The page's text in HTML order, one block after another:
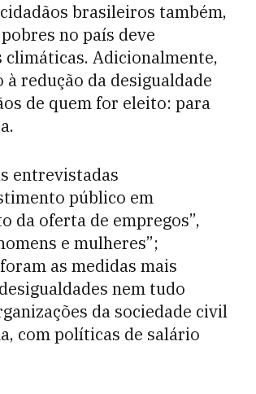
brasileiros também,
no país deve
climáticas. Adicionalmente,
redução da desigualdade
de quem for eleito: para
entrevistadas
público em
da oferta de empregos”,
e mulheres”;
as medidas mais
nem tudo
da sociedade civil
com políticas de salário